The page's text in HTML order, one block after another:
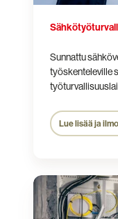
Sunnattu
työskenteleville
Lue lisää ja
Sähkötyö­
turvallisuus­
koulutus